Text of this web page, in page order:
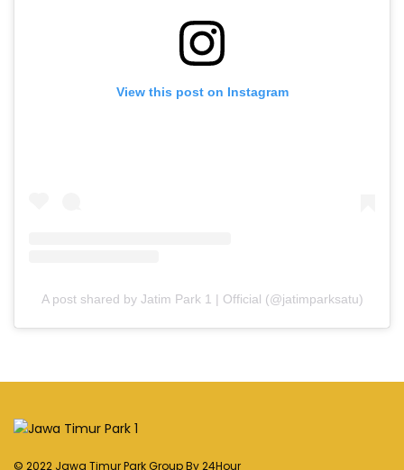
View this post on Instagram
A post shared by Jatim Park 1 | Official (@jatimparksatu)
© 2022 Jawa Timur Park Group By24Hour